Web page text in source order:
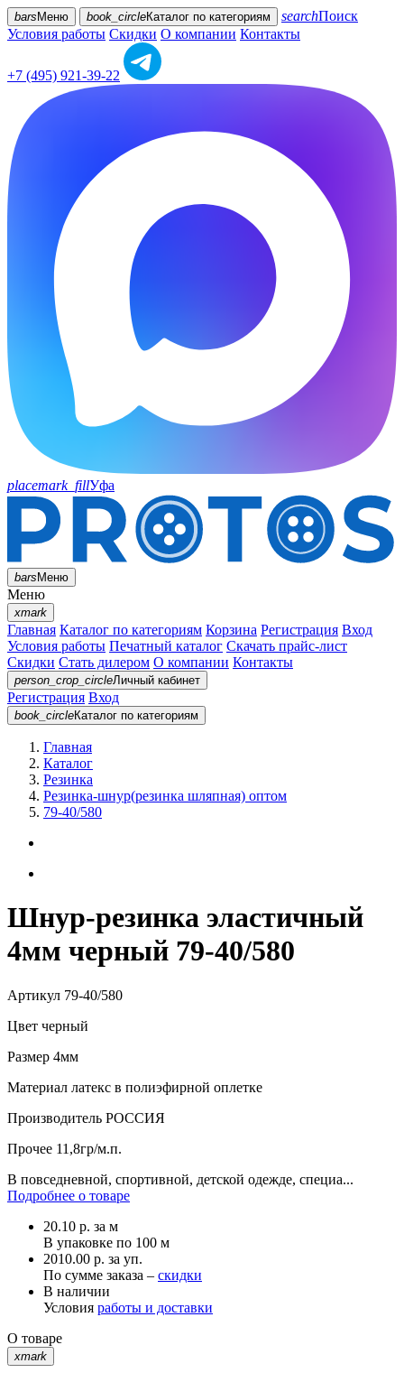
bars Меню book_circleКаталог по категориям searchПоиск
Условия работы Скидки О компании Контакты
+7 (495) 921-39-22
placemark_fillУфа
barsМеню
Меню
xmark
Главная Каталог по категориям Корзина Регистрация Вход
Условия работы Печатный каталог Скачать прайс-лист
Скидки Стать дилером О компании Контакты
person_crop_circleЛичный кабинет
Регистрация Вход
book_circleКаталог по категориям
Главная
Каталог
Резинка
Резинка-шнур(резинка шляпная) оптом
79-40/580
Шнур-резинка эластичный
4мм черный 79-40/580
Артикул 79-40/580
Цвет черный
Размер 4мм
Материал латекс в полиэфирной оплетке
Производитель РОССИЯ
Прочее 11,8гр/м.п.
В повседневной, спортивной, детской одежде, специа...
Подробнее о товаре
20.10 р. за м
В упаковке по 100 м
2010.00 р. за уп.
По сумме заказа – скидки
В наличии
Условия работы и доставки
О товаре
xmark